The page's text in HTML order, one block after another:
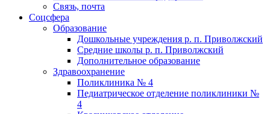
Связь, почта
Соцсфера
Образование
Дошкольные учреждения р. п. Приволжский
Средние школы р. п. Приволжский
Дополнительное образование
Здравоохранение
Поликлиника № 4
Педиатрическое отделение поликлиники №
4